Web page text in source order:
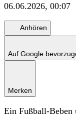
06.06.2026, 00:07
Anhören
Auf Google
Merken
Ein Fußball-Beben